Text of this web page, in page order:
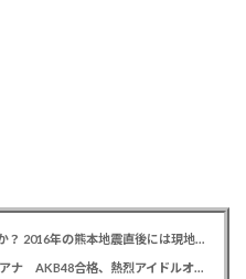
中居正広氏 「ひそかに被災地支援」か？ 2016年の熊本地震直後には現地で炊き出し 親友・松本人志の闘病に心を痛め、頻繁に連絡も
レインボー 池田直人と結婚の佐藤佳奈アナ AKB48合格、熱烈アイドルオタク「さかなちゃん」として人気に、7月末に読売テレビ退社